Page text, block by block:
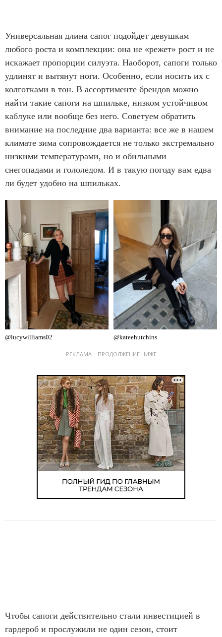
Универсальная длина сапог подойдет девушкам
любого роста и комплекции: она не «режет» рост и не
искажает пропорции силуэта. Наоборот, сапоги только
удлинят и вытянут ноги. Особенно, если носить их с
колготками в тон. В ассортименте брендов можно
найти такие сапоги на шпильке, низком устойчивом
каблуке или вообще без него. Советуем обратить
внимание на последние два варианта: все же в нашем
климате зима сопровождается не только экстремально
низкими температурами, но и обильными
снегопадами и гололедом. И в такую погоду вам едва
ли будет удобно на шпильках.
@lucywilliams02 @kateehutchins
РЕКЛАМА – ПРОДОЛЖЕНИЕ НИЖЕ
Чтобы сапоги действительно стали инвестицией в
гардероб и прослужили не один сезон, стоит